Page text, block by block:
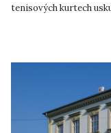
tenisových kurtech